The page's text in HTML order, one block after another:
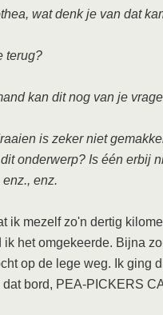
wat denk je van dat
terug?
kan dit nog van je
is zeker niet
onderwerp? Is één erbij
enz., enz.
ik mezelf zo'n dertig
ik het omgekeerde. Bijna
op de lege weg. Ik ging
dat bord, PEA-PICKERS